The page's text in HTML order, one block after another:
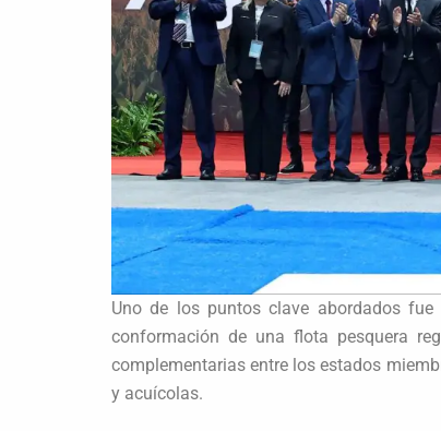
Uno de los puntos clave abordados
conformación de una flota pesquera
complementarias entre los estados
y acuícolas.